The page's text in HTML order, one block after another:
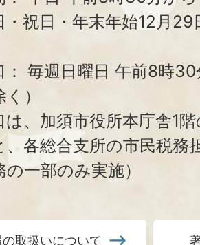
・祝日・年末年始12月
毎週日曜日 午前8時
）
は、加須市役所本庁舎1
各総合支所の市民税務
一部のみ実施）
取扱いについて